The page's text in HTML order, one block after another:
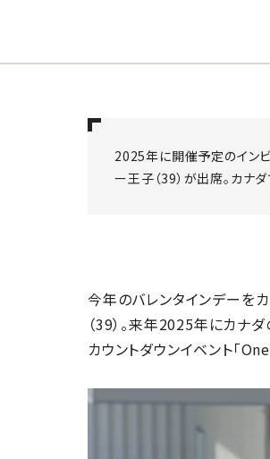
2025年に開催予定のインビ
ー王子（39）が出席。カナ
今年のバレンタインデーを
（39）。来年2025年にカナ
カウントダウンイベント「